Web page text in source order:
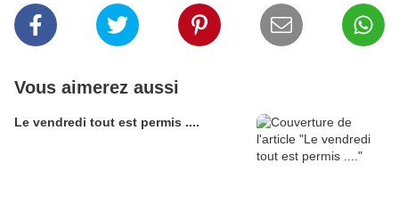
Vous aimerez aussi
Le vendredi tout est permis ....